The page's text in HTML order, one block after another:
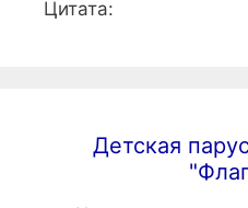
Цитата:
Детская